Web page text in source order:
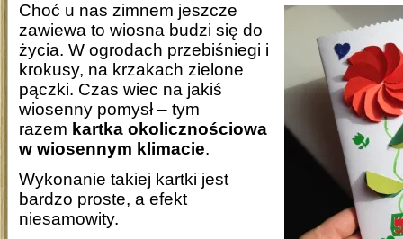
Choć u nas zimnem jeszcze
zawiewa to wiosna budzi się do
życia. W ogrodach przebiśniegi i
krokusy, na krzakach zielone
pączki. Czas wiec na jakiś
wiosenny pomysł – tym
razem kartka okolicznościowa
w wiosennym klimacie.
Wykonanie takiej kartki jest
bardzo proste, a efekt
niesamowity.